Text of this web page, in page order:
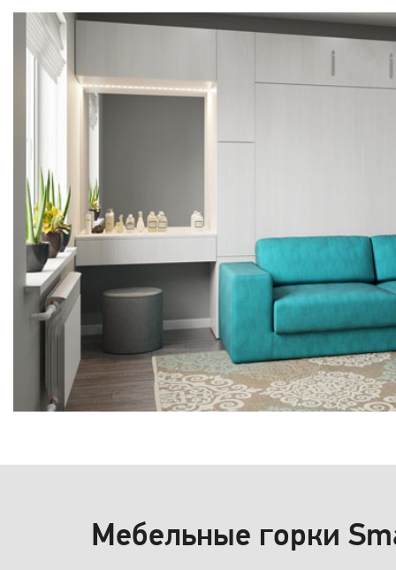
Мебельные горки